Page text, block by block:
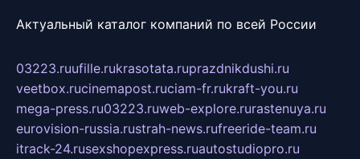
Актуальный каталог компаний по всей России
03223.ruufille.rukrasotata.ruprazdnikdushi.ru
veetbox.rucinemapost.ruciam-fr.rukraft-you.ru
mega-press.ru03223.ruweb-explore.rurastenuya.ru
eurovision-russia.rustrah-news.rufreeride-team.ru
itrack-24.rusexshopexpress.ruautostudiopro.ru